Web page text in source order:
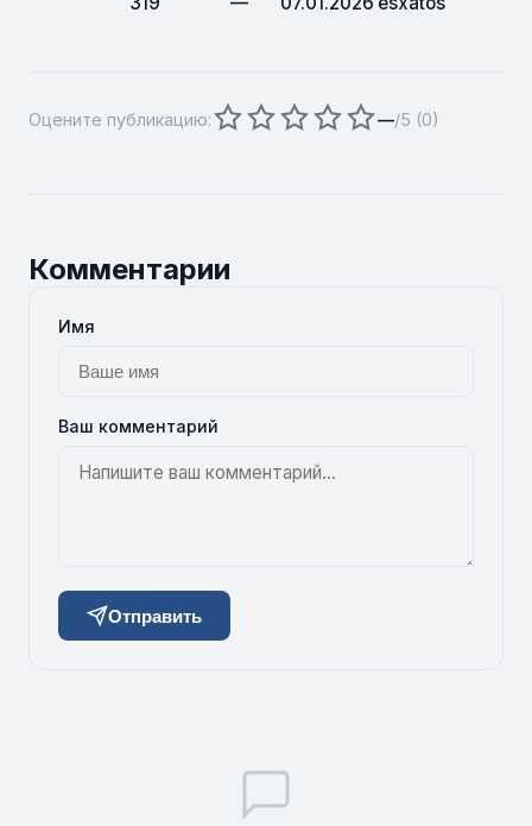
Оцените публикацию: —/5 (0)
Комментарии
Имя
Ваш комментарий
Отправить